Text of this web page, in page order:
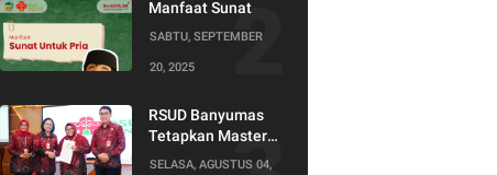
Nyaman dan
Manfaat Sunat
SABTU, SEPTEMBER
20, 2025
RSUD Banyumas
Tetapkan Master
Konselor dan
SELASA, AGUSTUS 04,